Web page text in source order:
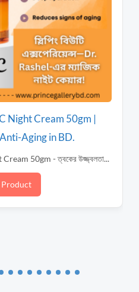
Night Cream 50gm |
Aging in BD.
50gm - ত্বকের উজ্জ্বলতা...